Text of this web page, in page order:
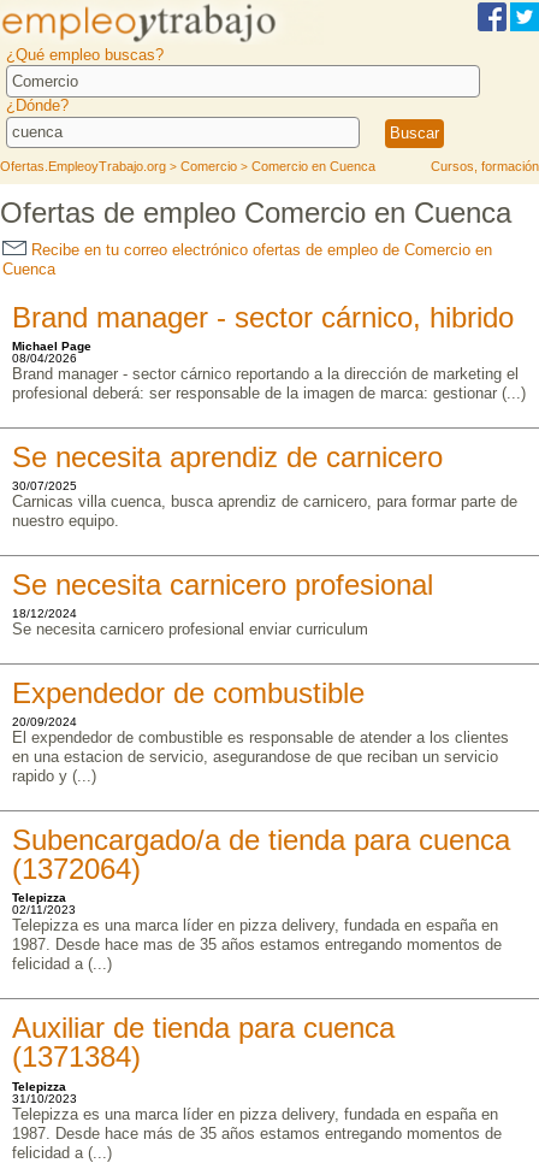
¿Qué empleo buscas?
¿Dónde?
Ofertas.EmpleoyTrabajo.org > Comercio > Comercio en Cuenca Cursos, formación
Ofertas de empleo Comercio en Cuenca
Recibe en tu correo electrónico ofertas de empleo de Comercio en
Cuenca
Brand manager - sector cárnico, hibrido
Michael Page
08/04/2026
Brand manager - sector cárnico reportando a la dirección de marketing el
profesional deberá: ser responsable de la imagen de marca: gestionar (...)
Se necesita aprendiz de carnicero
30/07/2025
Carnicas villa cuenca, busca aprendiz de carnicero, para formar parte de
nuestro equipo.
Se necesita carnicero profesional
18/12/2024
Se necesita carnicero profesional enviar curriculum
Expendedor de combustible
20/09/2024
El expendedor de combustible es responsable de atender a los clientes
en una estacion de servicio, asegurandose de que reciban un servicio
rapido y (...)
Subencargado/a de tienda para cuenca
(1372064)
Telepizza
02/11/2023
Telepizza es una marca líder en pizza delivery, fundada en españa en
1987. Desde hace mas de 35 años estamos entregando momentos de
felicidad a (...)
Auxiliar de tienda para cuenca
(1371384)
Telepizza
31/10/2023
Telepizza es una marca líder en pizza delivery, fundada en españa en
1987. Desde hace más de 35 años estamos entregando momentos de
felicidad a (...)